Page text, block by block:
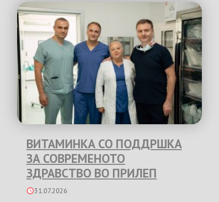
ВИТАМИНКА СО ПОДДРШКА
ЗА СОВРЕМЕНОТО
ЗДРАВСТВО ВО ПРИЛЕП
31.07.2026